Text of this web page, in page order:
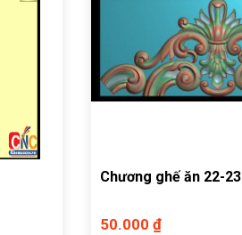
Chương ghế ăn 22-23
50.000 ₫